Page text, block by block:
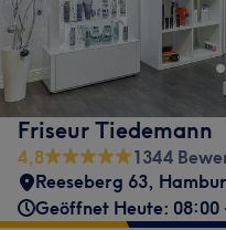
Friseur Tiedemann
4,8
1344
Reeseberg 63,
Geöffnet Heute: 08:00